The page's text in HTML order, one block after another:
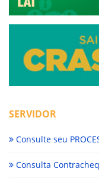
SERVIDOR
Consulte seu
Consulta